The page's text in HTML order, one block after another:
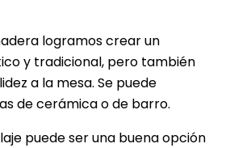
logramos crear un
y tradicional, pero también
a la mesa. Se puede
de cerámica o de barro.
puede ser una buena opción